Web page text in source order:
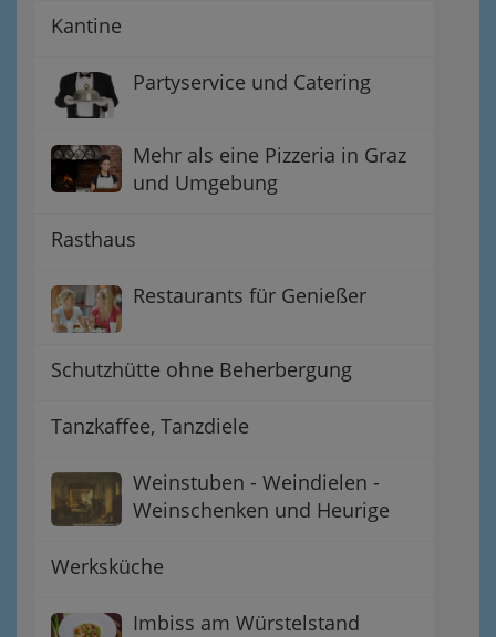
Kantine
Partyservice und Catering
Mehr als eine Pizzeria in Graz
und Umgebung
Rasthaus
Restaurants für Genießer
Schutzhütte ohne Beherbergung
Tanzkaffee, Tanzdiele
Weinstuben - Weindielen -
Weinschenken und Heurige
Werksküche
Imbiss am Würstelstand